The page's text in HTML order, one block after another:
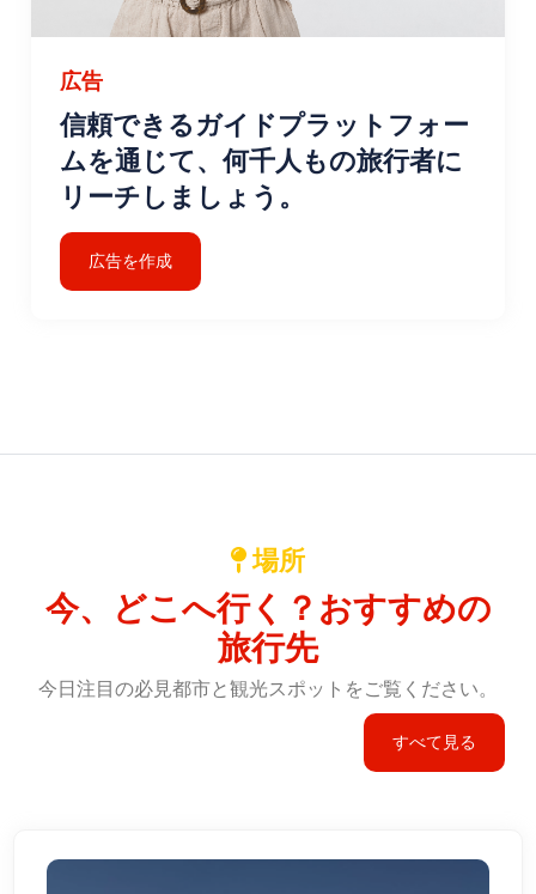
気と、豊かな文化的、歴史的な環境が相まって、家族連
れ、カップル、一人旅にとって理想的な目的地となってい
ます。
広告
信頼できるガイドプラットフォー
ムを通じて、何千人もの旅行者に
リーチしましょう。
広告を作成
場所
今、どこへ行く？おすすめの
旅行先
今日注目の必見都市と観光スポットをご覧ください。
すべて見る